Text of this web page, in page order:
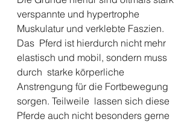
verspannte und hypertrophe
Muskulatur und verklebte Faszien.
Das  Pferd ist hierdurch nicht mehr
elastisch und mobil, sondern muss
durch  starke körperliche
Anstrengung für die Fortbewegung
sorgen. Teilweile  lassen sich diese
Pferde auch nicht besonders gerne